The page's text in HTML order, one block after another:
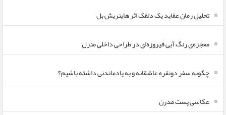
تحلیل رمان عقاید یک دلقک اثر هاینریش بل
معجزه‌ی رنگ آبی فیروزه‌ای در طراحی داخلی منزل
چگونه سفر دونفره عاشقانه و به یادماندنی داشته باشیم؟
عکاسی پست مدرن